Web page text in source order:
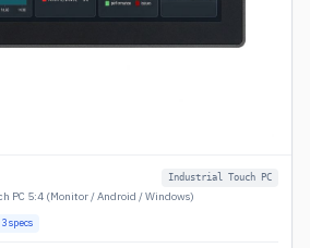
Industrial Touch PC
PC 5:4 (Monitor / Android / Windows)
3specs